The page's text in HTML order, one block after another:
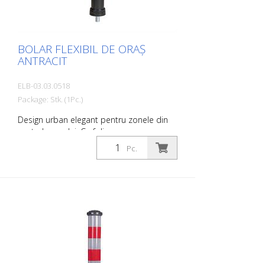
BOLAR FLEXIBIL DE ORAȘ
ANTRACIT
ELB-03.03.0518
Package: Stk. (1Pc.)
Design urban elegant pentru zonele din
centrul orașului. Cu folie
retroreflectorizantă și reflectoare cu perle
de sticlă. Culoare: Antracit Material: Plastic
deteriorarea vehiculului în caz de
coliziune - Nu sunt necesare reparații la
stâlp sau la vehicul - Crește siguranța
rutieră - Crește orientarea în traficul rutier
Pc.